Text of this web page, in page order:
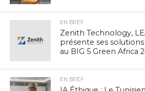
EN BREF
Zenith Technology,
présente ses
au BIG 5 Green Africa
EN BREF